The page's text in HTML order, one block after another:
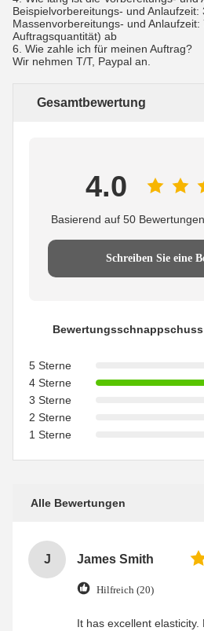
Beispielvorbereitungs- und Anlaufzeit:
Massenvorbereitungs- und
Auftragsquantität) ab
6. Wie zahle ich für meinen Auftrag?
Wir nehmen T/T, Paypal an.
Gesamtbewertung
4.0
Basierend auf 50
Schreiben Sie eine
Bewertungsschnappschuss
5 Sterne
4 Sterne
3 Sterne
2 Sterne
1 Sterne
Alle Bewertungen
J James Smith
Hilfreich (20)
It has excellent